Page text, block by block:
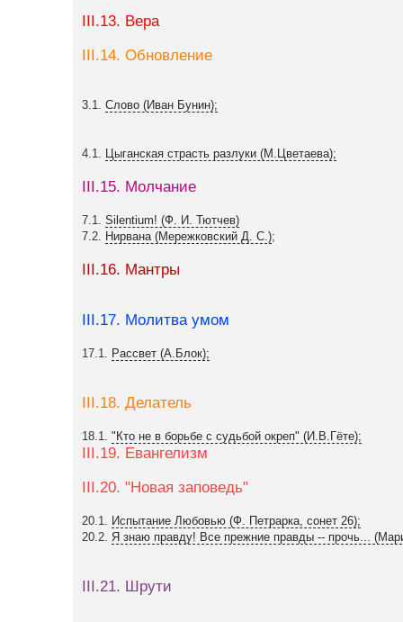
III.13. Вера
III.14. Обновление
3.1. Слово (Иван Бунин);
4.1. Цыганская страсть разлуки (М.Цветаева);
III.15. Молчание
7.1. Silentium! (Ф. И. Тютчев)
7.2. Нирвана (Мережковский Д. С.);
III.16. Мантры
III.17. Молитва умом
17.1. Рассвет (А.Блок);
III.18. Делатель
18.1. "Кто не в борьбе с судьбой окреп" (И.В.Гёте);
III.19. Евангелизм
III.20. "Новая заповедь"
20.1. Испытание Любовью (Ф. Петрарка, сонет 26);
20.2. Я знаю правду! Все прежние правды -- прочь...
III.21. Шрути